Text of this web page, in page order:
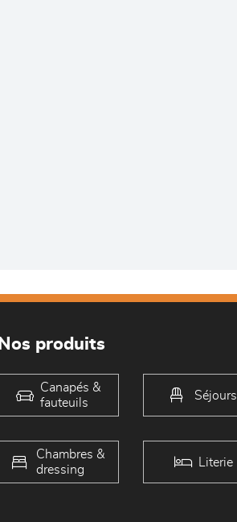
Nos produits
Canapés &
fauteuils
Séjours
Chambres &
dressing
Literie